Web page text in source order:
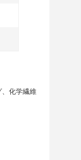
、化学繊維